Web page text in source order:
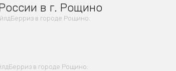
в г. Рощино
в городе Рощино:
в городе Рощино: